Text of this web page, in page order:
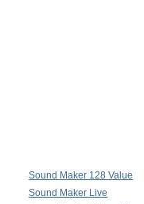
Sound Maker 128 Value
Sound Maker Live